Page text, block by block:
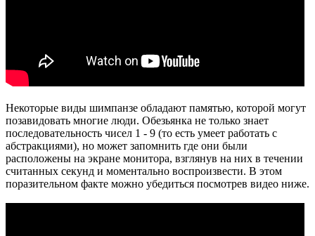
Некоторые виды шимпанзе обладают памятью, которой могут
позавидовать многие люди. Обезьянка не только знает
последовательность чисел 1 - 9 (то есть умеет работать с
абстракциями), но может запомнить где они были
расположены на экране монитора, взглянув на них в течении
считанных секунд и моментально воспроизвести. В этом
поразительном факте можно убедиться посмотрев видео ниже.